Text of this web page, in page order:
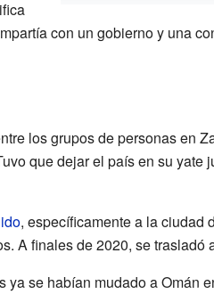
con un gobierno y una
los grupos de personas en
que dejar el país en su yate
, específicamente a la ciudad
A finales de 2020, se trasladó
ya se habían mudado a Omán